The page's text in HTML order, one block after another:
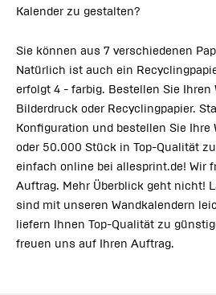
Kalender zu gestalten?
Sie können aus 7 verschiedenen
Natürlich ist auch ein
erfolgt 4 - farbig. Bestellen Sie Ihren
Bilderdruck oder Recyclingpapier.
Konfiguration und bestellen Sie Ihre
oder 50.000 Stück in Top-Qualität
einfach online bei allesprint.de! Wir
Auftrag. Mehr Überblick geht nicht!
sind mit unseren Wandkalendern
liefern Ihnen Top-Qualität zu
freuen uns auf Ihren Auftrag.